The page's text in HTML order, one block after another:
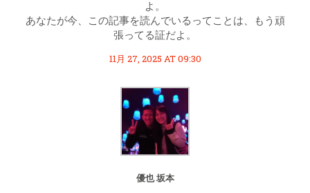
よ。
あなたが今、この記事を読んでいるってことは、もう頑
張ってる証だよ。
11月 27, 2025 AT 09:30
優也 坂本